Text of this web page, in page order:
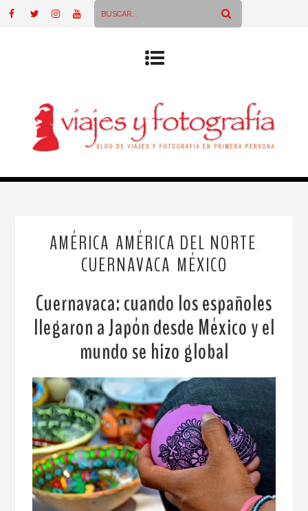
AMÉRICA AMÉRICA DEL NORTE
CUERNAVACA MÉXICO
Cuernavaca: cuando los españoles
llegaron a Japón desde México y el
mundo se hizo global